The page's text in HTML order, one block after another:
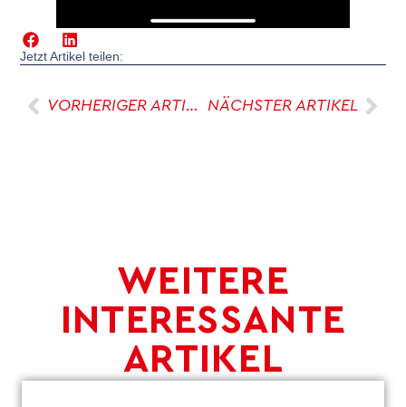
Jetzt Artikel teilen:
VORHERIGER ARTIKEL NÄCHSTER ARTIKEL
WEITERE
INTERESSANTE
ARTIKEL